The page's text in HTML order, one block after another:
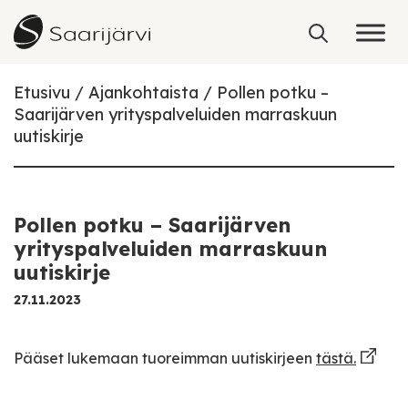
Skip to content
Etusivu Ajankohtaista
Pollen potku –
Saarijärven yrityspalveluiden marraskuun
uutiskirje
Pollen potku – Saarijärven
yrityspalveluiden marraskuun
uutiskirje
27.11.2023
Pääset lukemaan tuoreimman uutiskirjeen tästä.